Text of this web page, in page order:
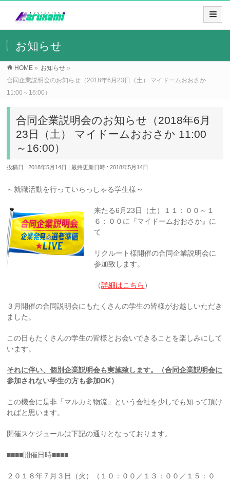
お知らせ
HOME » お知らせ »
合同企業説明会のお知らせ（2018年6月23日（土） マイドームおおさか
11:00～16:00）
合同企業説明会のお知らせ（2018年6月
23日（土） マイドームおおさか 11:00
～16:00）
投稿日 : 2018年5月14日 最終更新日時 : 2018年5月14日
～就職活動を行っていらっしゃる学生様～
来たる6月23日（土）１１：００～１
６：００に『マイドームおおさか』に
て
リクルート様開催の合同企業説明会に
参加致します。
（詳細はこちら ）
３月開催の合同説明会にもたくさんの学生の皆様がお越しいただき
ました。
この日もたくさんの学生の皆様とお会いできることを楽しみにして
います。
それに伴い、個別企業説明会も実施致します。（合同企業説明会に
参加されない学生の方も参加OK）
この機会に是非「マルカミ物流」という会社を少しでも知って頂け
ればと思います。
開催スケジュールは下記の通りとなっております。
■■■■開催日時■■■■
２０１８年７月３日（火）（ １０：００／１３：００／１５：０